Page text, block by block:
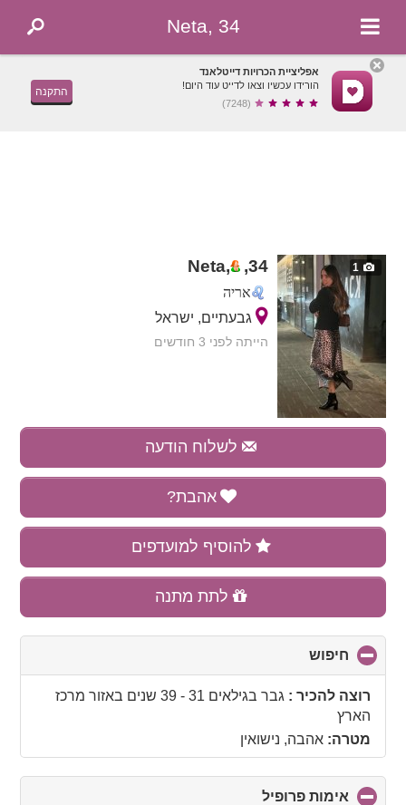
Neta, 34
אפליציית הכרויות דייטלאנד
הורידו עכשיו וצאו לדייט עוד היום!
(7248)
התקנה
1
Neta, ,34
אריה
גבעתיים, ישראל
הייתה לפני 3 חודשים
לשלוח הודעה
אהבת?
להוסיף למועדפים
לתת מתנה
חיפוש
to
collapseרוצה להכיר : גבר בגילאים 31 - 39 שנים באזור מרכז
הארץ
מטרה: אהבה, נישואין
אימות פרופיל